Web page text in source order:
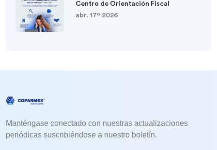
Centro de Orientación Fiscal
abr. 17º 2026
Manténgase conectado con nuestras actualizaciones
periódicas suscribiéndose a nuestro boletín.